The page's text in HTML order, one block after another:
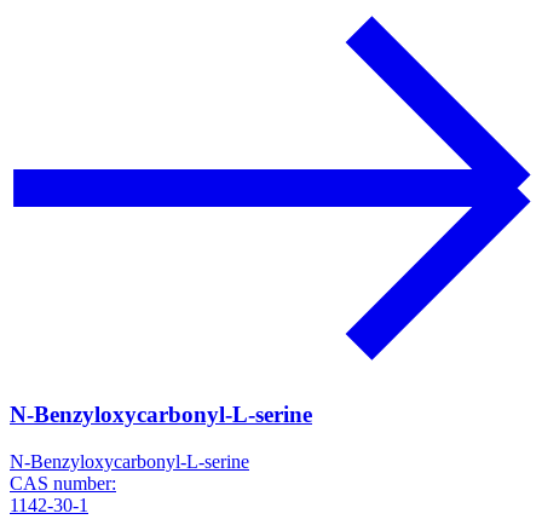
N-Benzyloxycarbonyl-L-serine
N-Benzyloxycarbonyl-L-serine
CAS number:
1142-30-1